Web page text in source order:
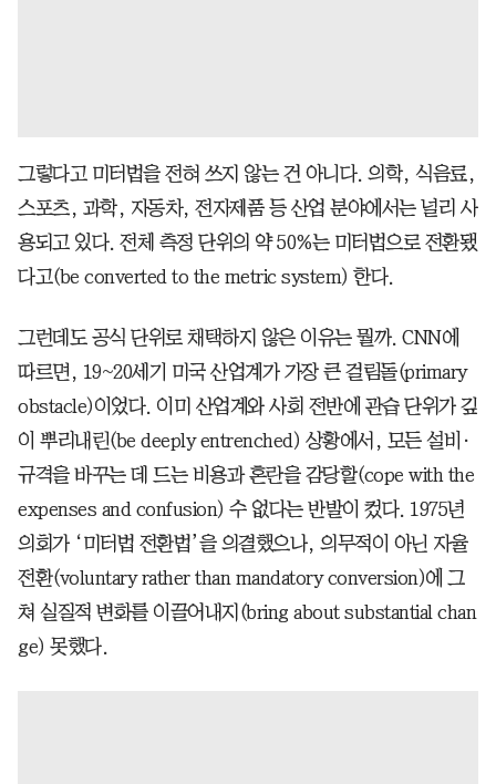
그렇다고 미터법을 전혀 쓰지 않는 건 아니다. 의학, 식음료,
스포츠, 과학, 자동차, 전자제품 등 산업 분야에서는 널리 사
용되고 있다. 전체 측정 단위의 약 50%는 미터법으로 전환됐
다고(be converted to the metric system) 한다.
그런데도 공식 단위로 채택하지 않은 이유는 뭘까. CNN에
따르면, 19~20세기 미국 산업계가 가장 큰 걸림돌(primary
obstacle)이었다. 이미 산업계와 사회 전반에 관습 단위가 깊
이 뿌리내린(be deeply entrenched) 상황에서, 모든 설비·
규격을 바꾸는 데 드는 비용과 혼란을 감당할(cope with the
expenses and confusion) 수 없다는 반발이 컸다. 1975년
의회가 ‘미터법 전환법’을 의결했으나, 의무적이 아닌 자율
전환(voluntary rather than mandatory conversion)에 그
쳐 실질적 변화를 이끌어내지(bring about substantial chan
ge) 못했다.